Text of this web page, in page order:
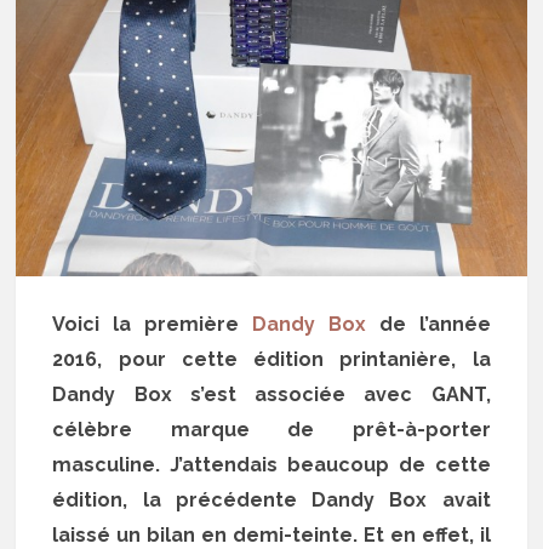
Voici la première Dandy Boxde l’année
2016, pour cette édition printanière, la
Dandy Box s’est associée avec GANT,
célèbre marque de prêt-à-porter
masculine. J’attendais beaucoup de cette
édition, la précédente Dandy Box avait
laissé un bilan en demi-teinte. Et en effet, il